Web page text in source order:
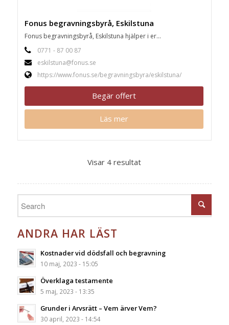
Fonus begravningsbyrå, Eskilstuna
Fonus begravningsbyrå, Eskilstuna hjälper i er...
0771 - 87 00 87
eskilstuna@fonus.se
https://www.fonus.se/begravningsbyra/eskilstuna/
Begär offert
Läs mer
Visar 4 resultat
ANDRA HAR LÄST
Kostnader vid dödsfall och begravning
10 maj, 2023 - 15:05
Överklaga testamente
5 maj, 2023 - 13:35
Grunder i Arvsrätt – Vem ärver Vem?
30 april, 2023 - 14:54